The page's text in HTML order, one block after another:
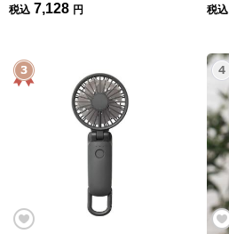
税込 7,128 円
税込